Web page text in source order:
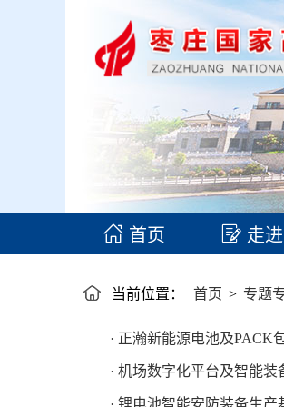
首页 走
当前位置： 首页 > 专题
· 正瀚新能源电池及PACK
· 机场数字化平台及智能装
· 锂电池智能安防装备生产